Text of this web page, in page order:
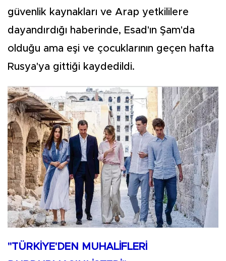
güvenlik kaynakları ve Arap yetkililere
dayandırdığı haberinde, Esad'ın Şam'da
olduğu ama eşi ve çocuklarının geçen hafta
Rusya'ya gittiği kaydedildi.
"TÜRKİYE'DEN MUHALİFLERİ